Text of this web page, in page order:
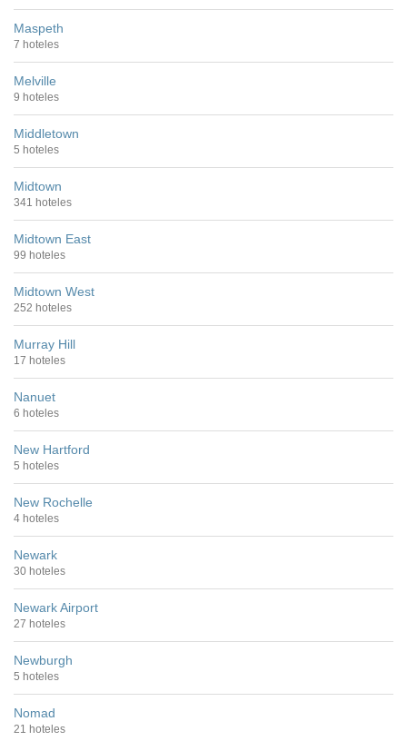
Maspeth
7 hoteles
Melville
9 hoteles
Middletown
5 hoteles
Midtown
341 hoteles
Midtown East
99 hoteles
Midtown West
252 hoteles
Murray Hill
17 hoteles
Nanuet
6 hoteles
New Hartford
5 hoteles
New Rochelle
4 hoteles
Newark
30 hoteles
Newark Airport
27 hoteles
Newburgh
5 hoteles
Nomad
21 hoteles